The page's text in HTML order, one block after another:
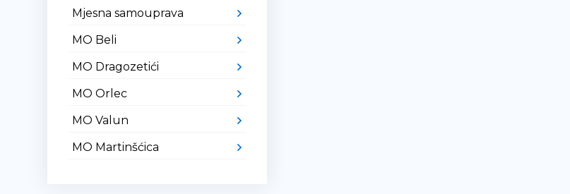
Mjesna samouprava
MO Beli
MO Dragozetići
MO Orlec
MO Valun
MO Martinšćica